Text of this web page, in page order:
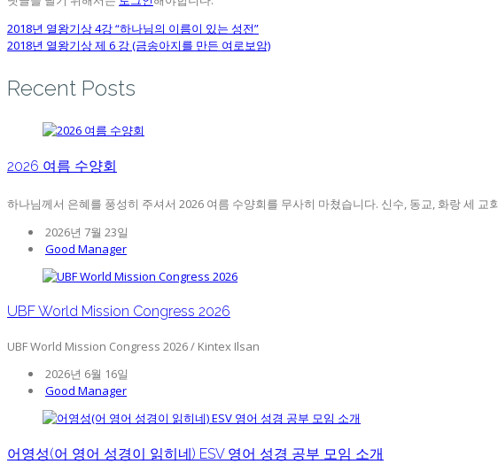
2018년 열왕기상 4강 “하나님의 이름이 있는 성전”
2018년 열왕기상 제 6 강 (금송아지를 만든 여로보암)
Recent Posts
2026 여름 수양회
하나님께서 은혜를 풍성히 주셔서 2026 여름 수양회를 무사히 마쳤습니다. 신수, 동교, 화랑 세
2026년 7월 23일
Good Manager
UBF World Mission Congress 2026
UBF World Mission Congress 2026 / Kintex Ilsan
2026년 6월 16일
Good Manager
어영성(어 영어 성경이 읽히네) ESV 영어 성경 공부 모임 소개